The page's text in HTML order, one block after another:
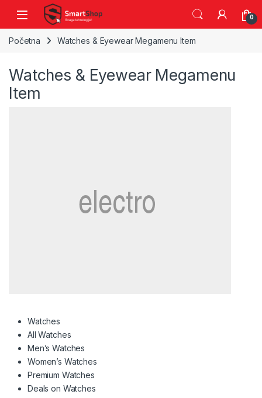
Skip to navigation
Skip to content
0
Početna Watches & Eyewear Megamenu Item
Watches & Eyewear Megamenu
Item
Watches
All Watches
Men’s Watches
Women’s Watches
Premium Watches
Deals on Watches